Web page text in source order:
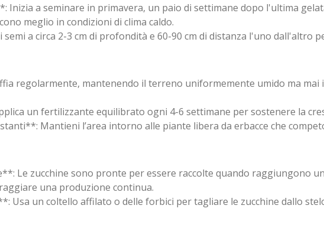
Inizia a seminare in primavera, un paio di settimane dopo l'ultima
meglio in condizioni di clima caldo.
a circa 2-3 cm di profondità e 60-90 cm di distanza l'uno dall'altro
regolarmente, mantenendo il terreno uniformemente umido ma mai
un fertilizzante equilibrato ogni 4-6 settimane per sostenere la
Mantieni l’area intorno alle piante libera da erbacce che
Le zucchine sono pronte per essere raccolte quando raggiungono
una produzione continua.
Usa un coltello affilato o delle forbici per tagliare le zucchine dallo